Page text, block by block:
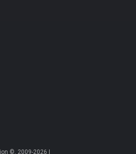
©, 2009-2026 |